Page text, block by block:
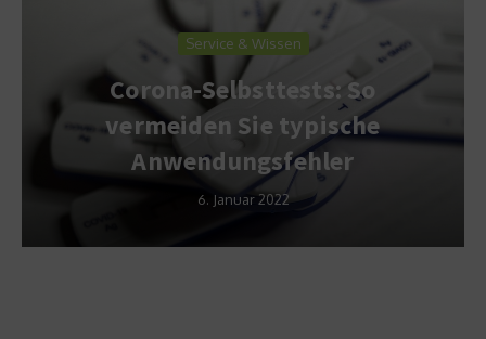
Service & Wissen
Corona-Selbsttests: So
vermeiden Sie typische
Anwendungsfehler
6. Januar 2022